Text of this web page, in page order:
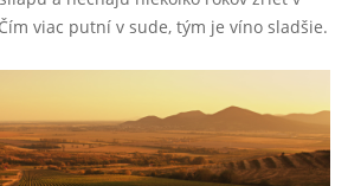
viac putní v sude, tým je víno sladšie.